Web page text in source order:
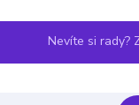
Nevíte si rady?